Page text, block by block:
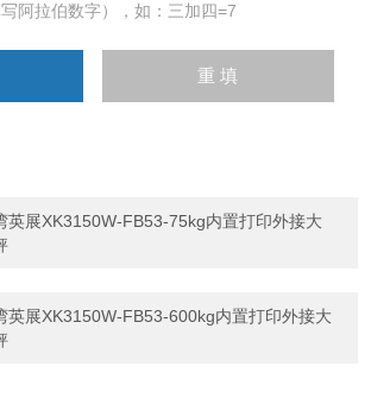
阿拉伯数字），如：三加四=7
英展XK3150W-FB53-75kg内置打印外接大
英展XK3150W-FB53-600kg内置打印外接大